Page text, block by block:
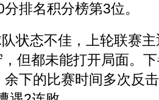
排名积分榜第3位。
态不佳，上轮联赛主
但都未能打开局面。
余下的比赛时间多次反